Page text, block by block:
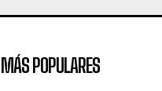
MÁS POPULARES